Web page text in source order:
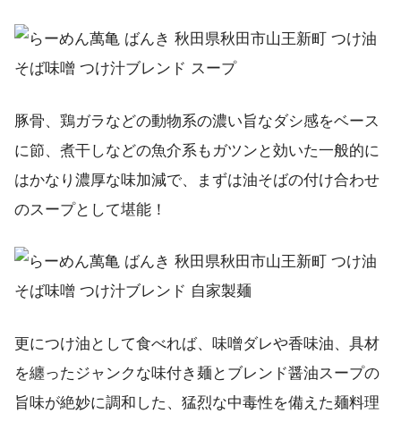
豚骨、鶏ガラなどの動物系の濃い旨なダシ感をベース
に節、煮干しなどの魚介系もガツンと効いた一般的に
はかなり濃厚な味加減で、まずは油そばの付け合わせ
のスープとして堪能！
更につけ油として食べれば、味噌ダレや香味油、具材
を纏ったジャンクな味付き麺とブレンド醤油スープの
旨味が絶妙に調和した、猛烈な中毒性を備えた麺料理